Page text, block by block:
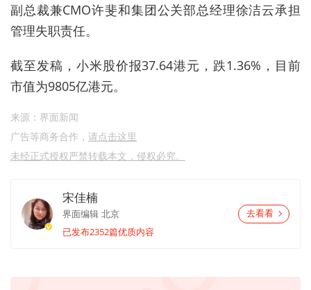
副总裁兼CMO许斐和集团公关部总经理徐洁云承担
管理失职责任。
截至发稿，小米股价报37.64港元，跌1.36%，目前
市值为9805亿港元。
来源：界面新闻
广告等商务合作， 请点击这里
未经正式授权严禁转载本文，侵权必究。
宋佳楠
界面编辑 北京
已发布2352篇优质内容
去看看